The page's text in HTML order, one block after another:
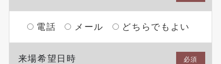
電話 メール どちらでもよい
来場希望日時 必須